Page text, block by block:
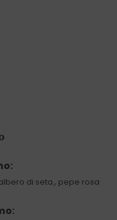
di seta , pepe rosa